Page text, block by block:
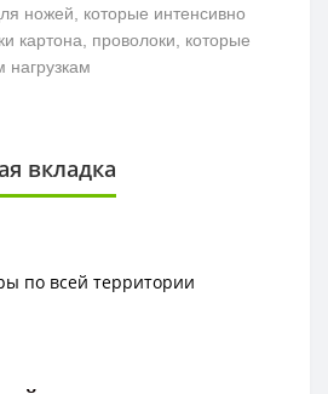
ножей, которые интенсивно
картона, проволоки, которые
нагрузкам
вкладка
по всей территории